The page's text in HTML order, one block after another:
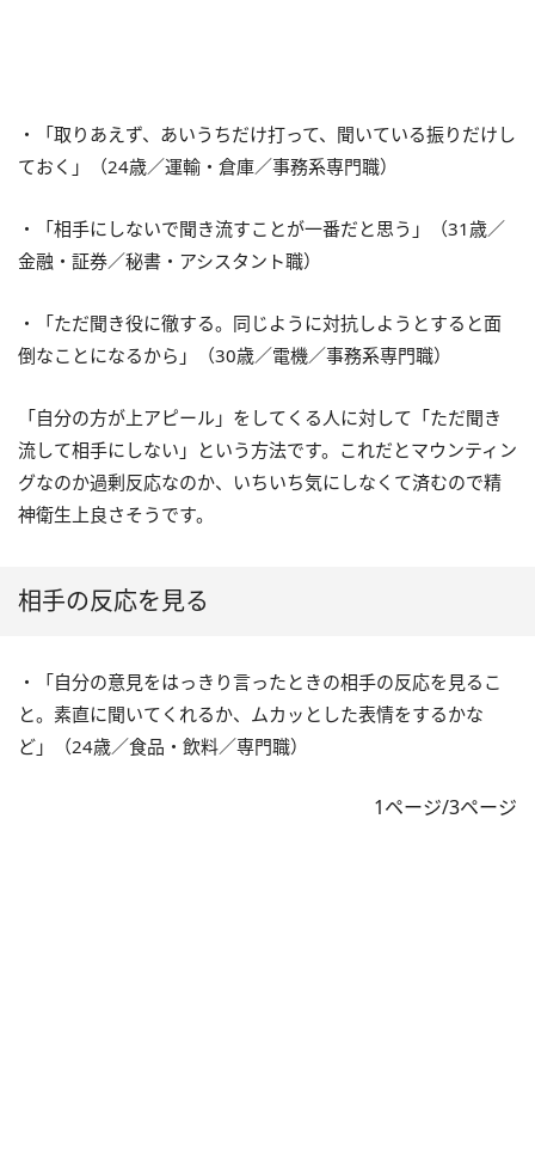
・「取りあえず、あいうちだけ打って、聞いている振りだけし
ておく」（24歳／運輸・倉庫／事務系専門職）
・「相手にしないで聞き流すことが一番だと思う」（31歳／
金融・証券／秘書・アシスタント職）
・「ただ聞き役に徹する。同じように対抗しようとすると面
倒なことになるから」（30歳／電機／事務系専門職）
「自分の方が上アピール」をしてくる人に対して「ただ聞き
流して相手にしない」という方法です。これだとマウンティン
グなのか過剰反応なのか、いちいち気にしなくて済むので精
神衛生上良さそうです。
相手の反応を見る
・「自分の意見をはっきり言ったときの相手の反応を見るこ
と。素直に聞いてくれるか、ムカッとした表情をするかな
ど」（24歳／食品・飲料／専門職）
1ページ/3ページ